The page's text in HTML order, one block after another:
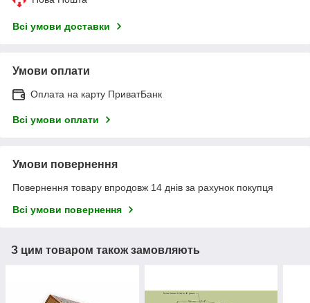
Всі умови доставки
Умови оплати
Оплата на карту ПриватБанк
Всі умови оплати
Умови повернення
Повернення товару впродовж 14 днів за рахунок покупця
Всі умови повернення
З цим товаром також замовляють